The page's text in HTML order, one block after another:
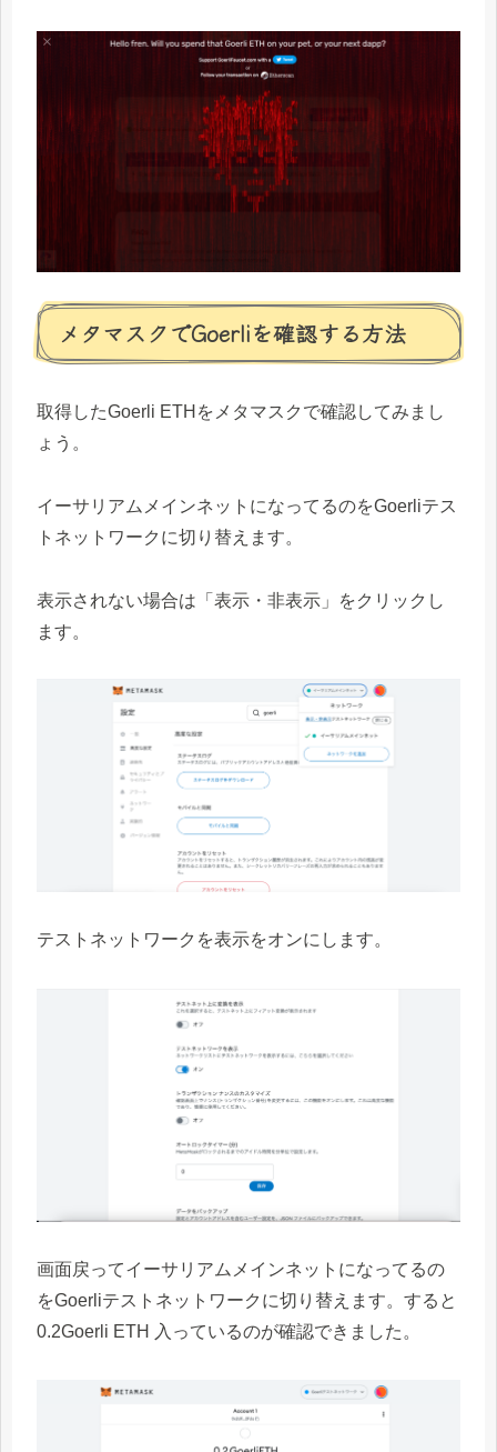
メタマスクでGoerliを確認する方法
取得したGoerli ETHをメタマスクで確認してみまし
ょう。
イーサリアムメインネットになってるのをGoerliテス
トネットワークに切り替えます。
表示されない場合は「表示・非表示」をクリックし
ます。
テストネットワークを表示をオンにします。
画面戻ってイーサリアムメインネットになってるの
をGoerliテストネットワークに切り替えます。すると
0.2Goerli ETH 入っているのが確認できました。